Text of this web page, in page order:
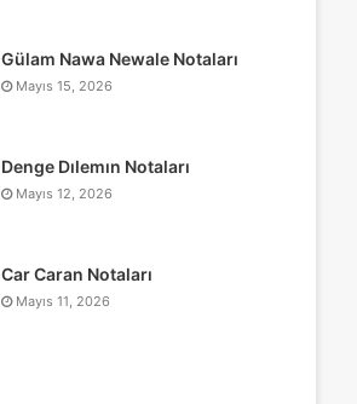
Gülam Nawa Newale Notaları
Mayıs 15, 2026
Denge Dılemın Notaları
Mayıs 12, 2026
Car Caran Notaları
Mayıs 11, 2026